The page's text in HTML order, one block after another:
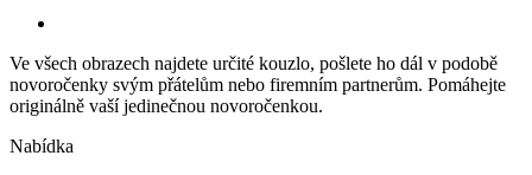
Ve všech obrazech najdete určité kouzlo, pošlete ho dál v podobě
novoročenky svým přátelům nebo firemním partnerům. Pomáhejte
originálně vaší jedinečnou novoročenkou.
Nabídka